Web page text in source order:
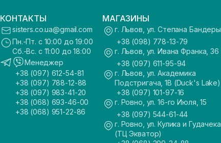
КОНТАКТЫ
sisters.co.ua@gmail.com
Пн.-Пт. с 10:00 до 19:00
Сб.-Вс. с 11:00 до 18:00
Менеджер
+38 (097) 612-54-81
+38 (097) 788-12-88
+38 (097) 983-41-20
+38 (068) 693-46-00
+38 (068) 951-22-86
МАГАЗИНЫ
г. Львов, ул. Степана
+38 (098) 778-13-79
г. Львов, ул. Ивана Франка, 36
+38 (097) 611-95-94
г. Львов, ул. Академика
Подстригача, 1В (Duck's Lake)
+38 (097) 101-97-16
г. Ровно, ул. 16-го Июля, 15
+38 (097) 544-61-44
г. Ровно, ул. Кулика и
(ТЦ Экватор)